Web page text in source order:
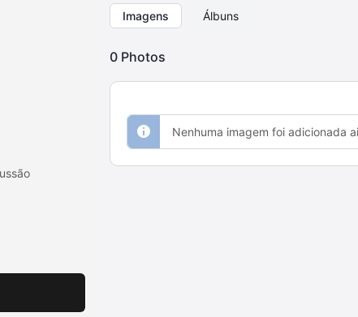
Imagens Álbuns
0 Photos
Nenhuma imagem foi adicionada